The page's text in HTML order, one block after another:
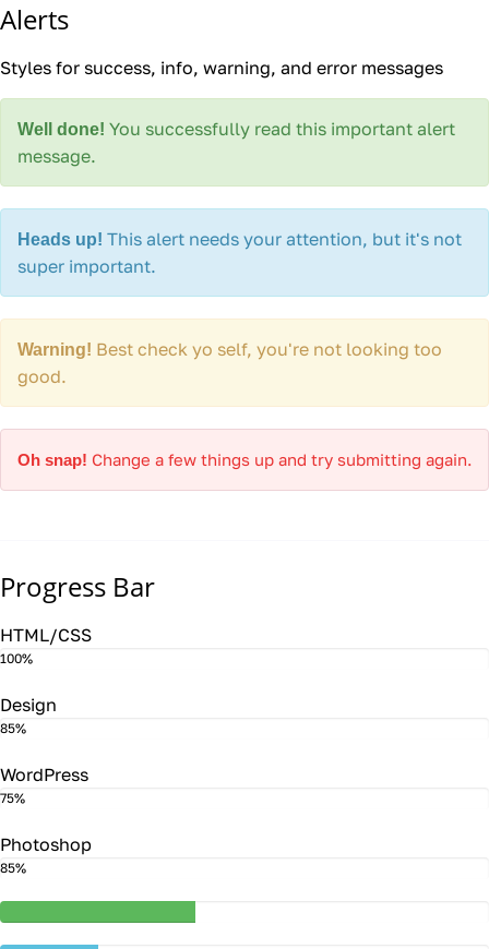
Alerts
Styles for success, info, warning, and error messages
Well done! You successfully read this important alert
message.
Heads up! This alert needs your attention, but it's not
super important.
Warning! Best check yo self, you're not looking too
good.
Oh snap! Change a few things up and try submitting again.
Progress Bar
HTML/CSS
100%
Design
85%
WordPress
75%
Photoshop
85%